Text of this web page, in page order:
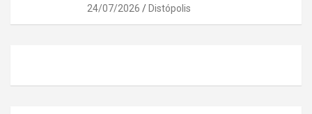
24/07/2026 Distópolis